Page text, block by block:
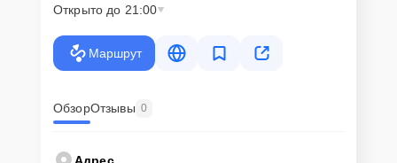
клиент сможет забрать свой гаджет в этот же день. При
Внимание! Устройство отправляется на ремонт только после
согласования вариантов запчастей и стоимости ремонта с
изменена в процессе или после завершения работ.
Открыто до 21:00
Маршрут
ОбзорОтзывы 0
Адрес